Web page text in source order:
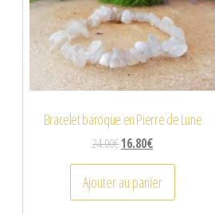
Bracelet baroque en Pierre de Lune
24.00€16.80€
Ajouter au panier